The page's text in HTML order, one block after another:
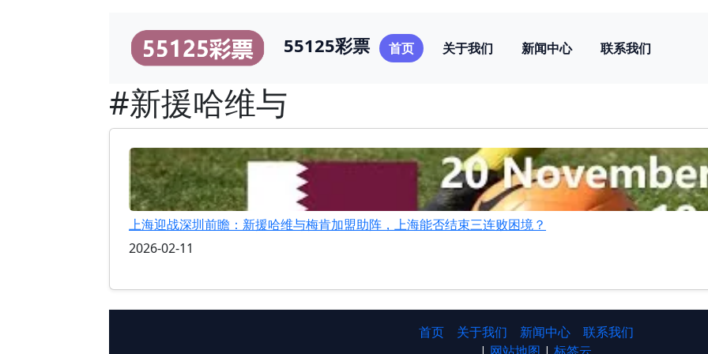
55125彩票 首页 关于我们 新闻中心 联系我们
#新援哈维与
上海迎战深圳前瞻：新援哈维与梅肯加盟助阵，上海能否结束三连败困境？
2026-02-11
首页 关于我们 新闻中心
联系我们